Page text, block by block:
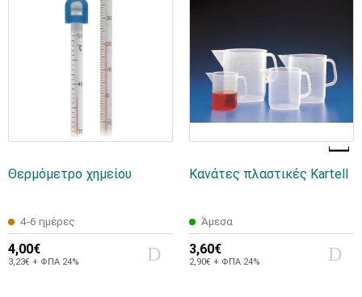
Θερμόμετρο χημείου
4-6 ημέρες
4,00€
3,23€ + ΦΠΑ 24%
Κανάτες πλαστικές Kartell
Άμεσα
3,60€
2,90€ + ΦΠΑ 24%